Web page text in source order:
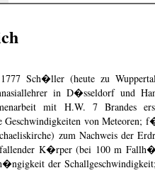
Sch�ller (heute zu
in D�sseldorf und
mit H.W. 7 Brandes
von Meteoren;
zum Nachweis der
fallender K�rper (bei 100 m
der